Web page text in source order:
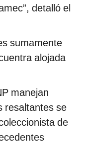
detalló el
sumamente
alojada
manejan
resaltantes se
de